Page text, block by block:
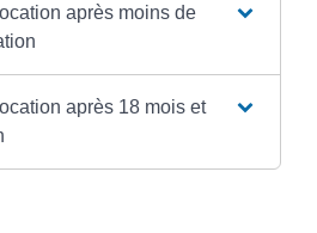
après moins de
après 18 mois et